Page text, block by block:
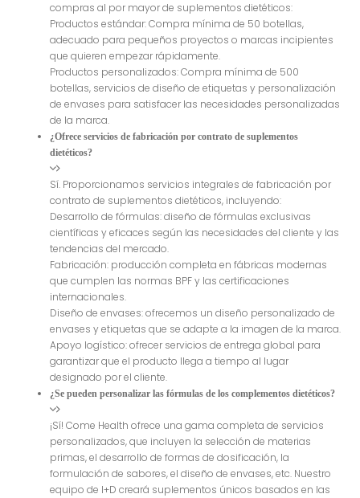
compras al por mayor de suplementos dietéticos:
Productos estándar: Compra mínima de 50 botellas,
adecuado para pequeños proyectos o marcas incipientes
que quieren empezar rápidamente.
Productos personalizados: Compra mínima de 500
botellas, servicios de diseño de etiquetas y personalización
de envases para satisfacer las necesidades personalizadas
de la marca.
¿Ofrece servicios de fabricación por contrato de suplementos
dietéticos?
Sí. Proporcionamos servicios integrales de fabricación por
contrato de suplementos dietéticos, incluyendo:
Desarrollo de fórmulas: diseño de fórmulas exclusivas
científicas y eficaces según las necesidades del cliente y las
tendencias del mercado.
Fabricación: producción completa en fábricas modernas
que cumplen las normas BPF y las certificaciones
internacionales.
Diseño de envases: ofrecemos un diseño personalizado de
envases y etiquetas que se adapte a la imagen de la marca.
Apoyo logístico: ofrecer servicios de entrega global para
garantizar que el producto llega a tiempo al lugar
designado por el cliente.
¿Se pueden personalizar las fórmulas de los complementos dietéticos?
¡Sí! Come Health ofrece una gama completa de servicios
personalizados, que incluyen la selección de materias
primas, el desarrollo de formas de dosificación, la
formulación de sabores, el diseño de envases, etc. Nuestro
equipo de I+D creará suplementos únicos basados en las